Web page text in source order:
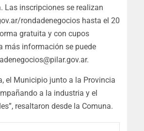
Las inscripciones se realizan
rondadenegocios hasta el 20
gratuita y con cupos
más información se puede
.
el Municipio junto a la Provincia
a la industria y el
resaltaron desde la Comuna.